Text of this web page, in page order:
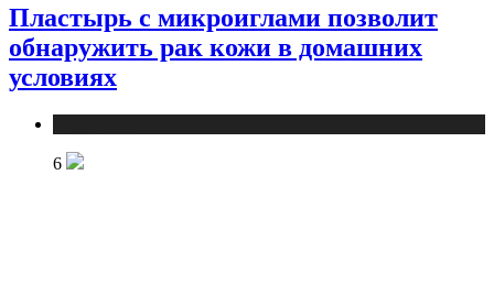
Пластырь с микроиглами позволит
обнаружить рак кожи в домашних
условиях
6